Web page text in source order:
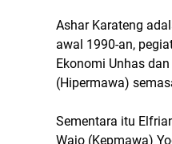
Ashar Karateng
awal 1990-an,
Ekonomi Unhas
(Hipermawa)
Sementara itu
Wajo (Kepmawa)